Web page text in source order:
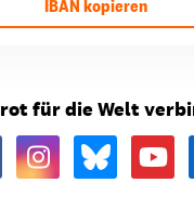
IBAN kopieren
für die Welt